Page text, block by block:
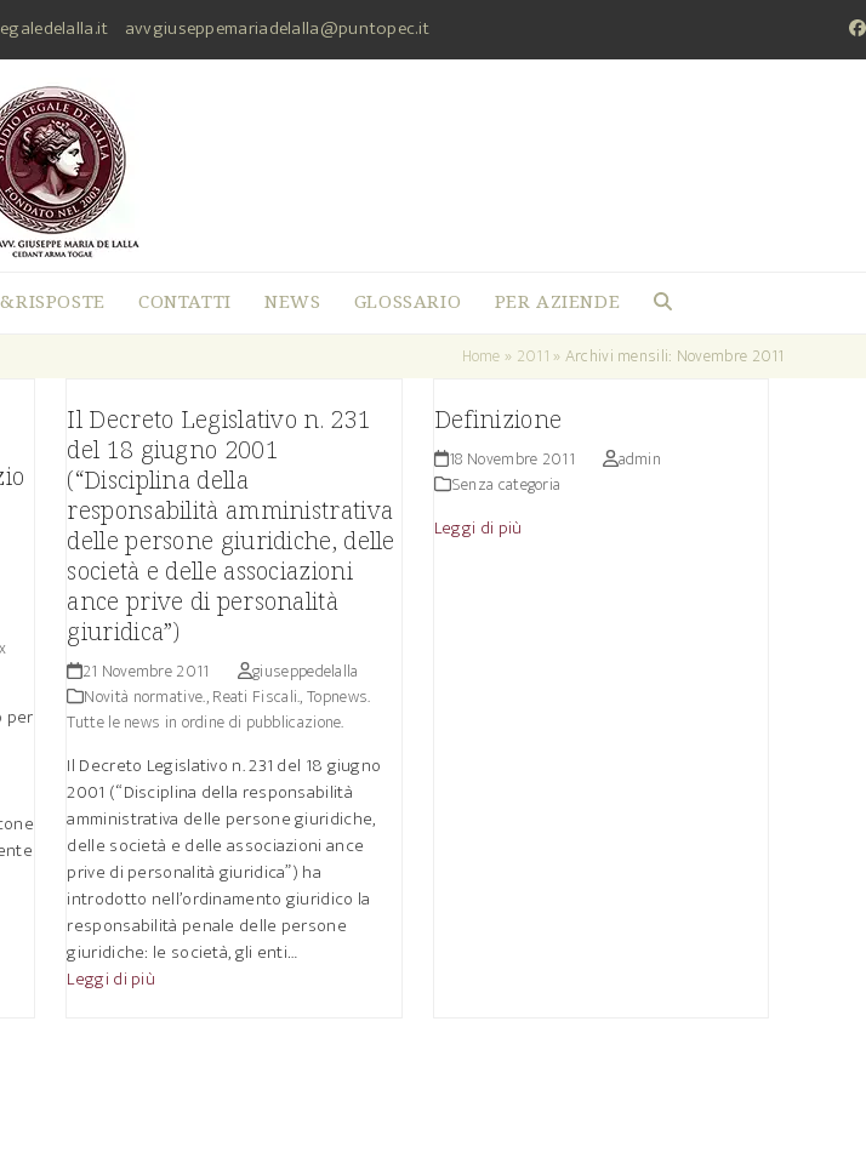
avvgiuseppemariadelalla@puntopec.it
CONTATTI NEWS GLOSSARIO PER AZIENDE
Home » 2011 »Archivi mensili: Novembre 2011
per
Il Decreto Legislativo n. 231
del 18 giugno 2001
(“Disciplina della
responsabilità amministrativa
delle persone giuridiche, delle
società e delle associazioni
ance prive di personalità
giuridica”)
21 Novembre 2011
giuseppedelalla
Novità normative.,Reati Fiscali.,Topnews.
Tutte le news in ordine di pubblicazione.
Il Decreto Legislativo n. 231 del 18 giugno
2001 (“Disciplina della responsabilità
amministrativa delle persone giuridiche,
delle società e delle associazioni ance
prive di personalità giuridica”) ha
introdotto nell’ordinamento giuridico la
responsabilità penale delle persone
giuridiche: le società, gli enti…
Leggi di più
Definizione
18 Novembre 2011
admin
Senza categoria
Leggi di più